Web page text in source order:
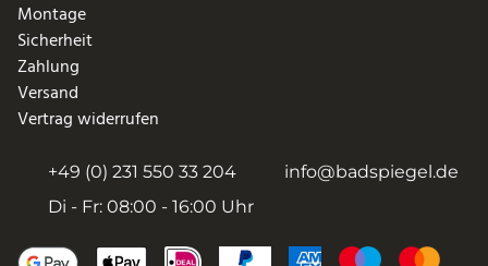
Montage
Sicherheit
Zahlung
Versand
Vertrag widerrufen
+49 (0) 231 550 33 204
info@badspiegel.de
Di - Fr: 08:00 - 16:00 Uhr